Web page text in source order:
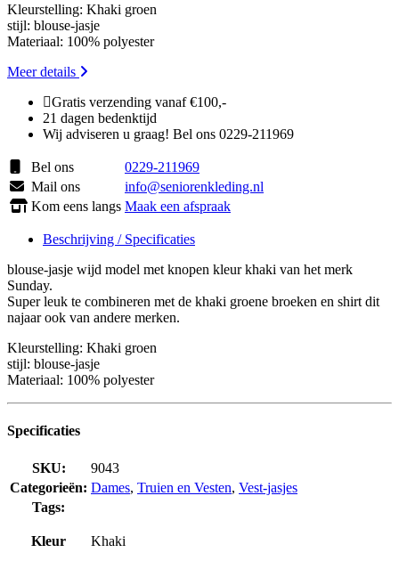
Kleurstelling: Khaki groen
stijl: blouse-jasje
Materiaal: 100% polyester
Meer details
Gratis verzending vanaf €100,-
21 dagen bedenktijd
Wij adviseren u graag! Bel ons 0229-211969
Bel ons
0229-211969
Mail ons
info@seniorenkleding.nl
Kom eens langs Maak een afspraak
Beschrijving / Specificaties
blouse-jasje wijd model met knopen kleur khaki van het merk
Sunday.
Super leuk te combineren met de khaki groene broeken en shirt dit
najaar ook van andere merken.
Kleurstelling: Khaki groen
stijl: blouse-jasje
Materiaal: 100% polyester
Specificaties
SKU:
9043
Categorieën: Dames, Truien en Vesten, Vest-jasjes
Tags:
Kleur Khaki